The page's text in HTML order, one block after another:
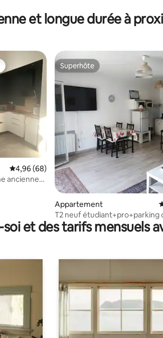
et longue durée à
: 5 sur 5
plus appréciés
Évaluation moyenne sur la base de 68
4,96 (68)
ancienne
Superhôte
Superhôte
Appartement
T2 neuf étudiant+pro+parking
en sous-sol
et des tarifs mensuels